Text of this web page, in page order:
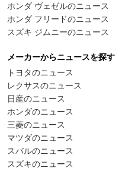
ホンダ ヴェゼルのニュース
ホンダ フリードのニュース
スズキ ジムニーのニュース
メーカーからニュースを探す
トヨタのニュース
レクサスのニュース
日産のニュース
ホンダのニュース
三菱のニュース
マツダのニュース
スバルのニュース
スズキのニュース